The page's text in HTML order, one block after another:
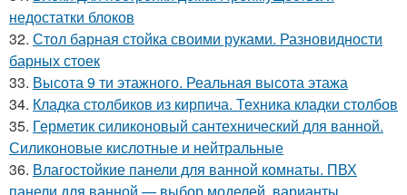
недостатки блоков
32. Стол барная стойка своими руками. Разновидности
барных стоек
33. Высота 9 ти этажного. Реальная высота этажа
34. Кладка столбиков из кирпича. Техника кладки столбов
35. Герметик силиконовый сантехнический для ванной.
Силиконовые кислотные и нейтральные
36. Влагостойкие панели для ванной комнаты. ПВХ
панели для ванной — выбор моделей, варианты